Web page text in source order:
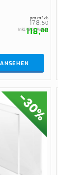
178,50
pro m² ab
118,80
Inkl. 19 % MwSt.